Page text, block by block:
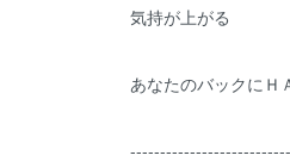
気持が上がる
あなたのバックにＨ